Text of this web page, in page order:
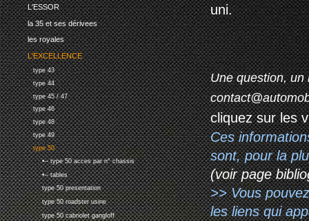
L'ESSOR
la 35 et ses dérivees
les royales
L'EXCELLENCE
type 43
type 44
type 45 / 47
type 46
type 48
type 49
type 50
•-- type 50 acces par n° chassis
•-- tables
type 50 presentation
type 50 roadster usine
type 50 cabriolet gangloff
uni.
Une question, un
cliquez sur les
Ces
sont, pour la
(voir page
>> Vous
les liens qui